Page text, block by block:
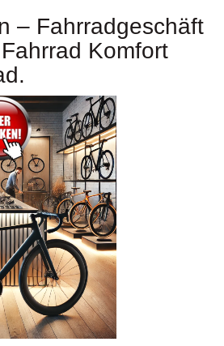
– Fahrradgeschäft
Komfort